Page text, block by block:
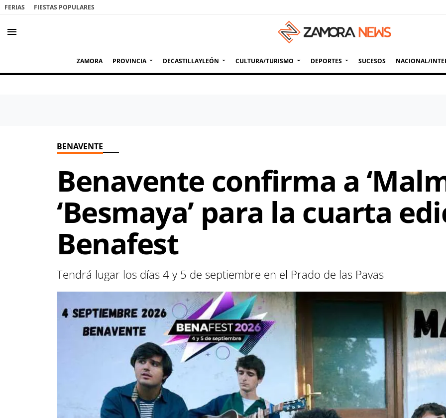
FERIAS FIESTAS POPULARES
menu
ZAMORA PROVINCIA DECASTILLAYLEÓN CULTURA/TURISMO DEPORTES SUCESOS NACIONAL/
BENAVENTE
Benavente confirma a
‘Besmaya’ para la cuarta
Benafest
Tendrá lugar los días 4 y 5 de septiembre en el Prado de las Pavas